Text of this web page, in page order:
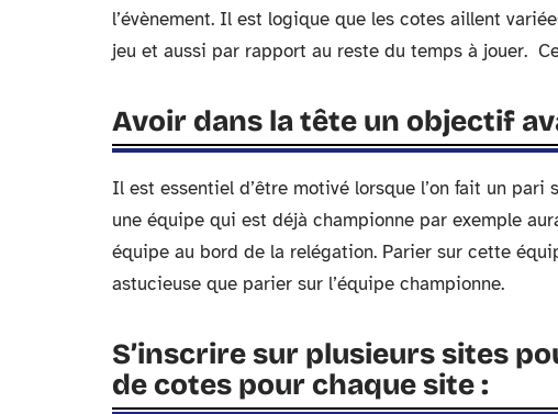
l’évènement. Il est logique que les cotes aillent
jeu et aussi par rapport au reste du temps à jouer.
Avoir dans la tête un objectif
Il est essentiel d’être motivé lorsque l’on fait un
une équipe qui est déjà championne par exemple
équipe au bord de la relégation. Parier sur cette
astucieuse que parier sur l’équipe championne.
S’inscrire sur plusieurs sites
de cotes pour chaque site :